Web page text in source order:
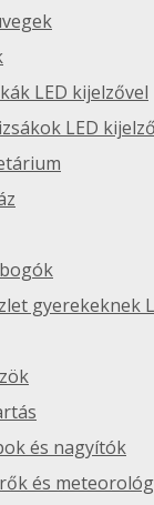
LED kijelzővel
LED
gyerekeknek
és nagyítók
és